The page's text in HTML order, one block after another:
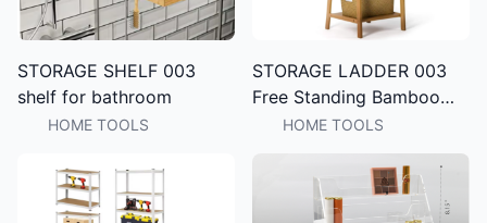
STORAGE SHELF 003
shelf for bathroom
HOME TOOLS
STORAGE LADDER 003
Free Standing Bamboo
Ladder Storage Rack,
Vertical Floor Towel
Holder for Home
HOME TOOLS